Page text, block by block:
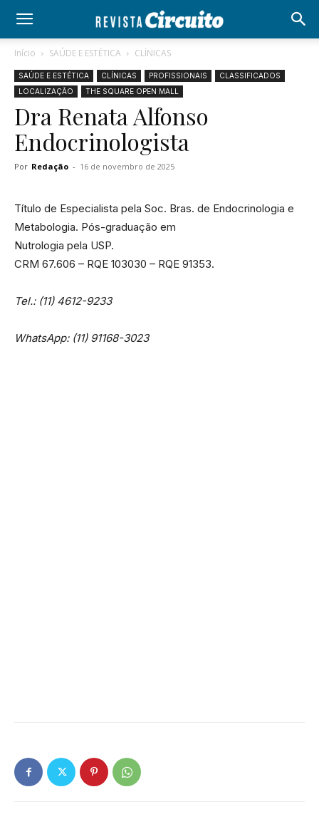
Início SAÚDE E ESTÉTICA CLÍNICAS
SAÚDE E ESTÉTICA CLÍNICAS PROFISSIONAIS
CLASSIFICADOS
LOCALIZAÇÃO
THE SQUARE OPEN MALL
Dra Renata Alfonso
Endocrinologista
Por Redação - 16 de novembro de 2025
Título de Especialista pela Soc. Bras. de Endocrinologia e
Metabologia. Pós-graduação em
Nutrologia pela USP.
CRM 67.606 – RQE 103030 – RQE 91353.
Tel.: (11) 4612-9233
WhatsApp: (11) 91168-3023